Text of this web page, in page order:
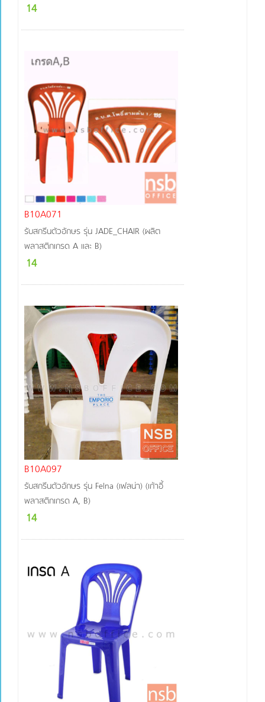
14
B10A071
รับสกรีนตัวอักษร รุ่น JADE_CHAIR (ผลิต
พลาสติกเกรด A และ B)
14
B10A097
รับสกรีนตัวอักษร รุ่น Felna (เฟลน่า) (เก้าอี้
พลาสติกเกรด A, B)
14